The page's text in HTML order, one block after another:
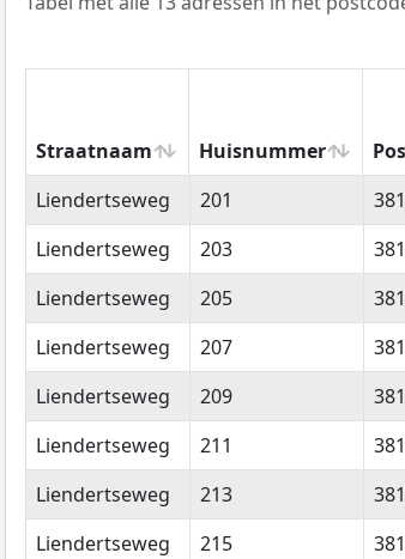
Straatnaam Huisnummer
Straatnaam
Huisnummer
Liendertseweg 201
Liendertseweg
203
Liendertseweg
205
Liendertseweg
207
Liendertseweg
209
Liendertseweg
211
Liendertseweg
213
Liendertseweg
215